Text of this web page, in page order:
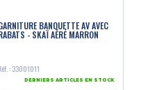
BANQUETTE AV AVEC
- SKAÏ AÉRÉ MARRON
: 33001011
DERNIERS ARTICLES EN STOCK